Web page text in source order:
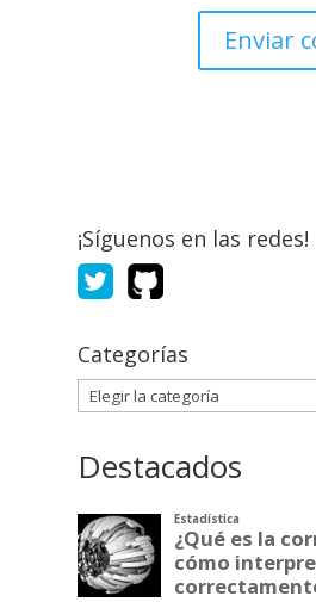
¡Síguenos en las redes!
Categorías
Categorías
Destacados